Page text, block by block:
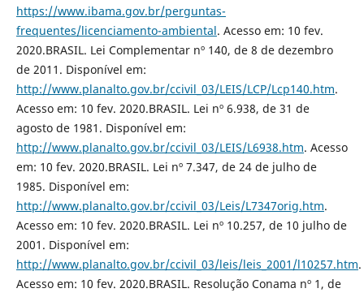
https://www.ibama.gov.br/perguntas-
frequentes/licenciamento-ambiental. Acesso em: 10 fev.
2020.BRASIL. Lei Complementar nº 140, de 8 de dezembro
de 2011. Disponível em:
http://www.planalto.gov.br/ccivil_03/LEIS/LCP/Lcp140.htm.
Acesso em: 10 fev. 2020.BRASIL. Lei nº 6.938, de 31 de
agosto de 1981. Disponível em:
http://www.planalto.gov.br/ccivil_03/LEIS/L6938.htm. Acesso
em: 10 fev. 2020.BRASIL. Lei nº 7.347, de 24 de julho de
1985. Disponível em:
http://www.planalto.gov.br/ccivil_03/Leis/L7347orig.htm.
Acesso em: 10 fev. 2020.BRASIL. Lei nº 10.257, de 10 julho de
2001. Disponível em:
http://www.planalto.gov.br/ccivil_03/leis/leis_2001/l10257.htm.
Acesso em: 10 fev. 2020.BRASIL. Resolução Conama nº 1, de